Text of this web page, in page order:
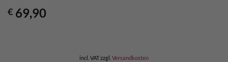
€ 69,90
incl. VATzzgl. Versandkosten